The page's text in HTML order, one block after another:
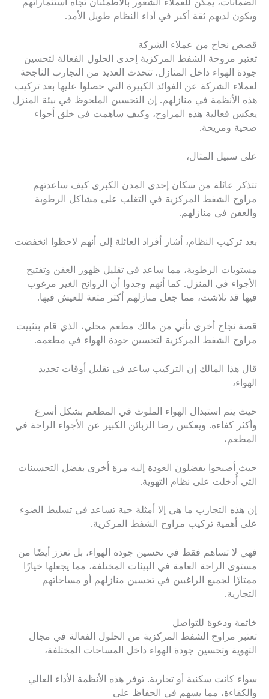
الضمانات، يمكن للعملاء الشعور بالاطمئنان تجاه استثماراتهم
ويكون لديهم ثقة أكبر في أداء النظام طويل الأمد.
قصص نجاح من عملاء الشركة
تعتبر مروحة الشفط المركزية إحدى الحلول الفعالة لتحسين
جودة الهواء داخل المنازل. تتحدث العديد من التجارب الناجحة
لعملاء الشركة عن الفوائد الكبيرة التي حصلوا عليها بعد تركيب
هذه الأنظمة في منازلهم. إن التحسين الملحوظ في بيئة المنزل
يعكس فعالية هذه المراوح، وكيف ساهمت في خلق أجواء
صحية ومريحة.
على سبيل المثال،
تتذكر عائلة من سكان إحدى المدن الكبرى كيف ساعدتهم
مراوح الشفط المركزية في التغلب على مشاكل الرطوبة
والعفن في منازلهم.
بعد تركيب النظام، أشار أفراد العائلة إلى أنهم لاحظوا انخفضت
مستويات الرطوبة، مما ساعد في تقليل ظهور العفن وتفتيح
الأجواء في المنزل. كما أنهم وجدوا أن الروائح الغير مرغوب
فيها قد تلاشت، مما جعل منازلهم أكثر متعة للعيش فيها.
قصة نجاح أخرى تأتي من مالك مطعم محلي، الذي قام بتثبيت
مراوح الشفط المركزية لتحسين جودة الهواء في مطعمه.
قال هذا المالك إن التركيب ساعد في تقليل أوقات تجديد
الهواء،
حيث يتم استبدال الهواء الملوث في المطعم بشكل أسرع
وأكثر كفاءة. ويعكس رضا الزبائن الكبير عن الأجواء الراحة في
المطعم،
حيث أصبحوا يفضلون العودة إليه مرة أخرى بفضل التحسينات
التي أُدخلت على نظام التهوية.
إن هذه التجارب ما هي إلا أمثلة حية تساعد في تسليط الضوء
على أهمية تركيب مراوح الشفط المركزية.
فهي لا تساهم فقط في تحسين جودة الهواء، بل تعزز أيضًا من
مستوى الراحة العامة في البيئات المختلفة، مما يجعلها خيارًا
ممتازًا لجميع الراغبين في تحسين منازلهم أو مساحاتهم
التجارية.
خاتمة ودعوة للتواصل
تعتبر مراوح الشفط المركزية من الحلول الفعالة في مجال
التهوية وتحسين جودة الهواء داخل المساحات المختلفة،
سواء كانت سكنية أو تجارية. توفر هذه الأنظمة الأداء العالي
والكفاءة، مما يسهم في الحفاظ على